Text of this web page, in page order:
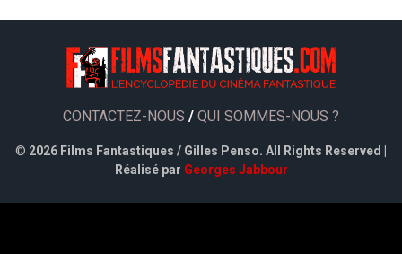
CONTACTEZ-NOUS / QUI SOMMES-NOUS ?
© 2026 Films Fantastiques / Gilles Penso. All Rights Reserved |
Réalisé par Georges Jabbour